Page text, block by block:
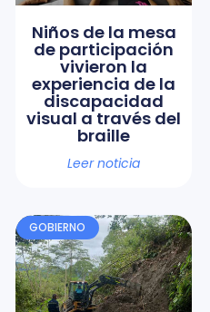
Niños de la mesa
de participación
vivieron la
experiencia de la
discapacidad
visual a través del
braille
Leer noticia
GOBIERNO